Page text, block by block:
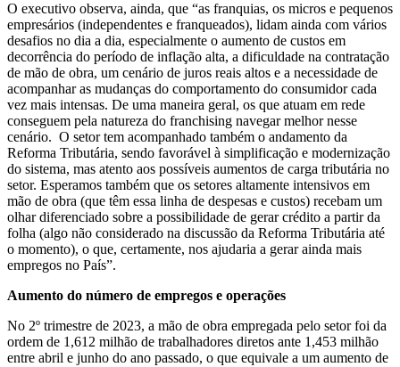
O executivo observa, ainda, que “as franquias, os micros e pequenos
empresários (independentes e franqueados), lidam ainda com vários
desafios no dia a dia, especialmente o aumento de custos em
decorrência do período de inflação alta, a dificuldade na contratação
de mão de obra, um cenário de juros reais altos e a necessidade de
acompanhar as mudanças do comportamento do consumidor cada
vez mais intensas. De uma maneira geral, os que atuam em rede
conseguem pela natureza do franchising navegar melhor nesse
cenário. O setor tem acompanhado também o andamento da
Reforma Tributária, sendo favorável à simplificação e modernização
do sistema, mas atento aos possíveis aumentos de carga tributária no
setor. Esperamos também que os setores altamente intensivos em
mão de obra (que têm essa linha de despesas e custos) recebam um
olhar diferenciado sobre a possibilidade de gerar crédito a partir da
folha (algo não considerado na discussão da Reforma Tributária até
o momento), o que, certamente, nos ajudaria a gerar ainda mais
empregos no País”.
Aumento do número de empregos e operações
No 2º trimestre de 2023, a mão de obra empregada pelo setor foi da
ordem de 1,612 milhão de trabalhadores diretos ante 1,453 milhão
entre abril e junho do ano passado, o que equivale a um aumento de